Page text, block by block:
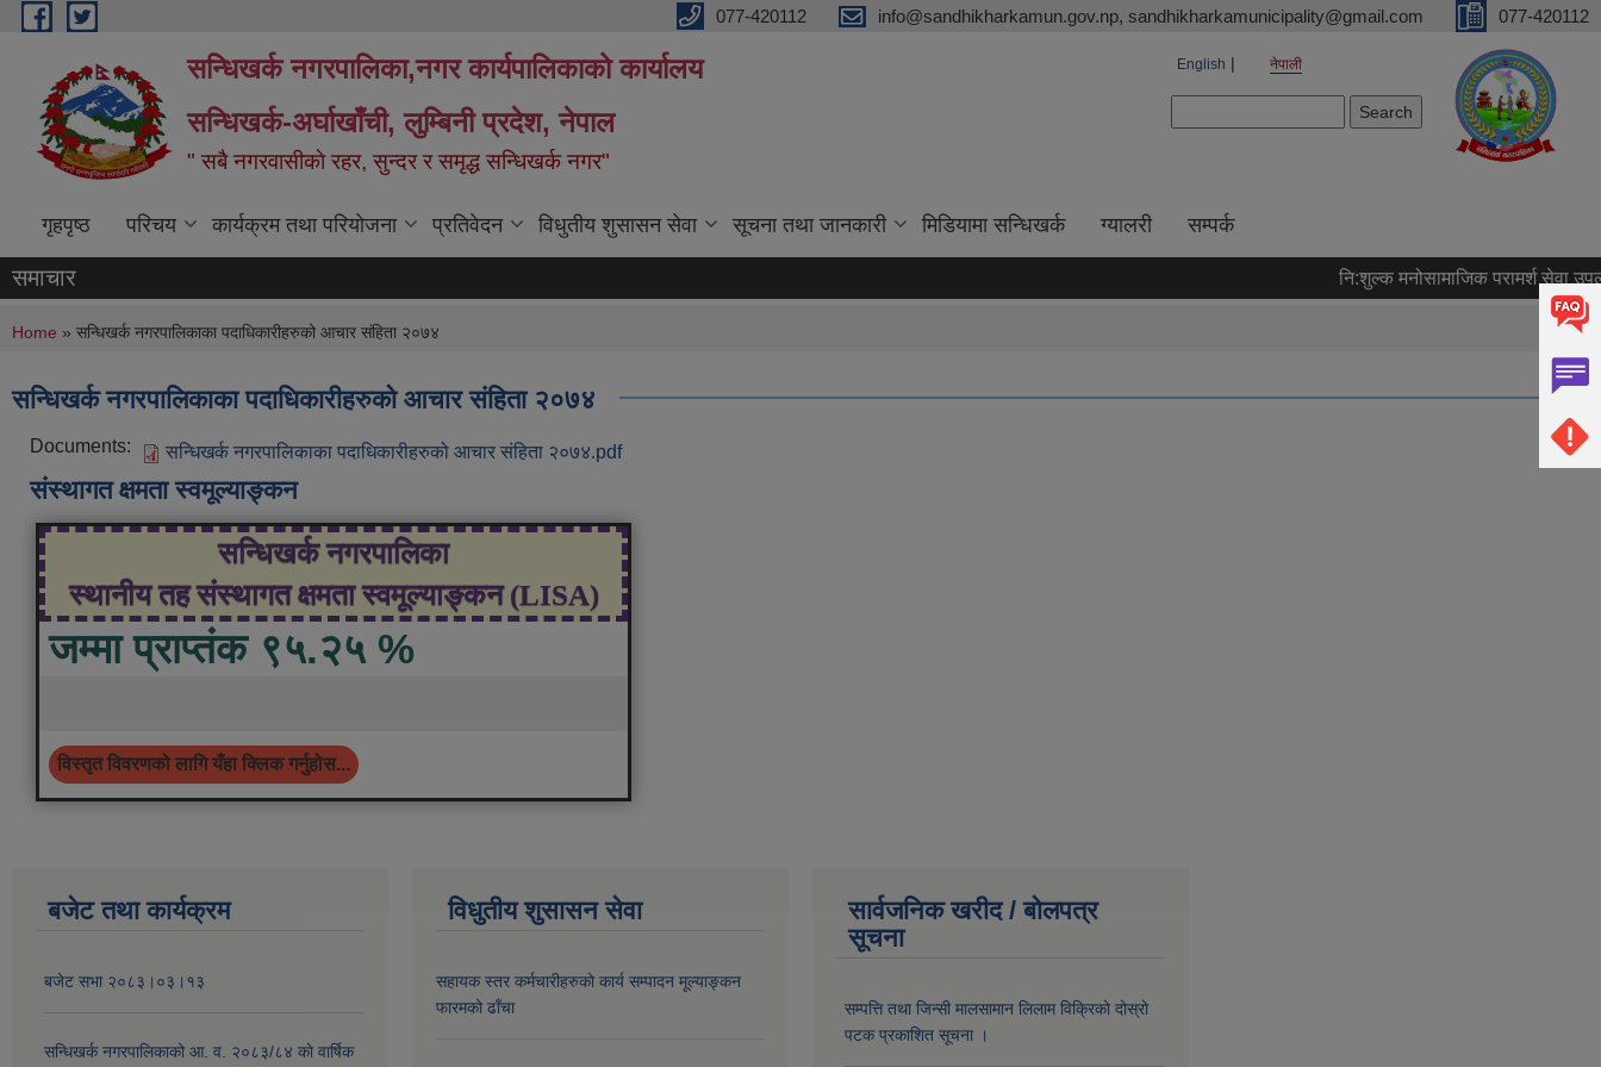
Skip to main content 077-420112 info@sandhikharkamun.gov.np, sandhikharkamunicipality@gmail.com 077-420112
सन्धिखर्क नगरपालिका,नगर कार्यपालिकाको कार्यालय
सन्धिखर्क-अर्घाखाँची, लुम्बिनी प्रदेश, नेपाल
" सबै नगरवासीकाे रहर, सुन्दर र समृद्ध सन्धिखर्क नगर"
English नेपाली
गृहपृष्ठ परिचय कार्यक्रम तथा परियोजना प्रतिवेदन विधुतीय शुसासन सेवा सूचना तथा जानकारी मिडियामा सन्धिखर्क ग्यालरी सम्पर्क
समाचार नि:शुल्क मनोसामाजिक परामर्श सेवा
You are here
Home » सन्धिखर्क नगरपालिकाका पदाधिकारीहरुको आचार संहिता २०७४
सन्धिखर्क नगरपालिकाका पदाधिकारीहरुको आचार संहिता २०७४
Documents: सन्धिखर्क नगरपालिकाका पदाधिकारीहरुको आचार संहिता २०७४.pdf
संस्थागत क्षमता स्वमूल्याङ्कन
सन्धिखर्क नगरपालिका
स्थानीय तह संस्थागत क्षमता स्वमूल्याङ्कन (LISA)
जम्मा प्राप्तंक ९५.२५ %
विस्तृत विवरणको लागि यँहा क्लिक गर्नुहोस...
बजेट तथा कार्यक्रम
बजेट सभा २०८३।०३।१३
सन्धिखर्क नगरपालिकाको आ. व. २०८३/८४ काे वार्षिक
विधुतीय शुसासन सेवा
सहायक स्तर कर्मचारीहरुको कार्य सम्पादन मूल्याङ्कन
फारमको ढाँचा
सार्वजनिक खरीद / बोलपत्र
सूचना
सम्पत्ति तथा जिन्सी मालसामान लिलाम विक्रिको दोस्रो
पटक प्रकाशित सूचना ।